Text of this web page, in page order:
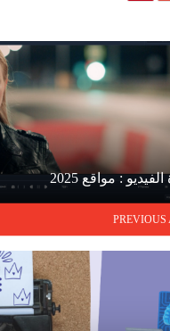
: مواقع 2025
PREVIOUS